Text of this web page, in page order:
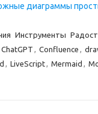
диаграммы
Инструменты
ChatGPT , Confluence ,
, LiveScript, Mermaid ,